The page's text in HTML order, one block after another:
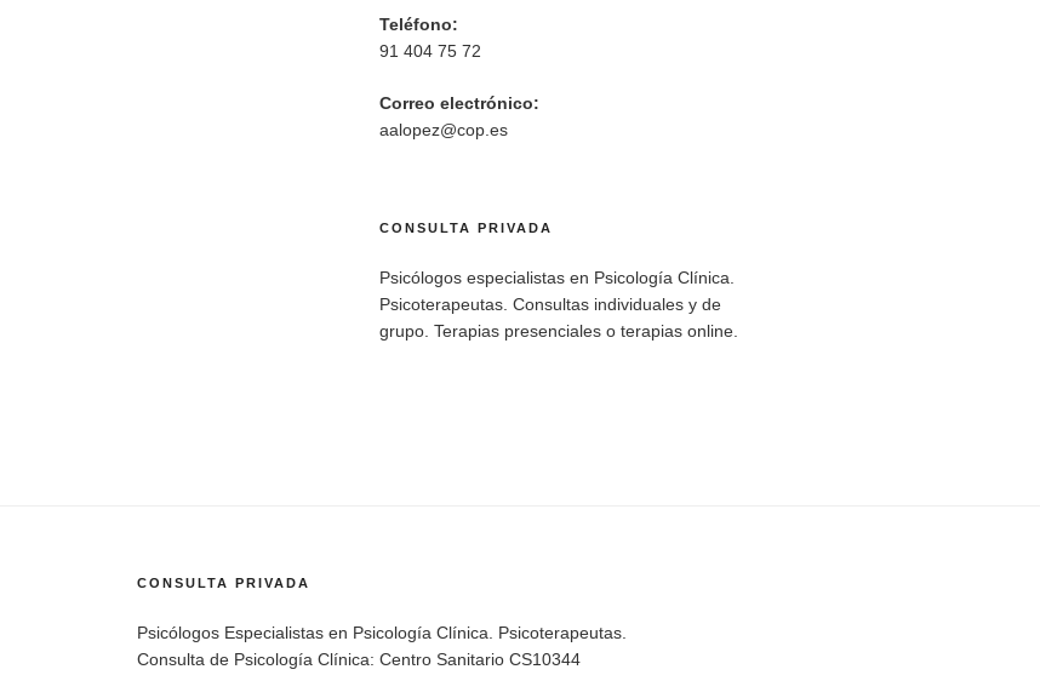
Teléfono:
91 404 75 72
Correo electrónico:
aalopez@cop.es
CONSULTA PRIVADA
Psicólogos especialistas en Psicología Clínica.
Psicoterapeutas. Consultas individuales y de
grupo. Terapias presenciales o terapias online.
CONSULTA PRIVADA
Psicólogos Especialistas en Psicología Clínica. Psicoterapeutas.
Consulta de Psicología Clínica: Centro Sanitario CS10344